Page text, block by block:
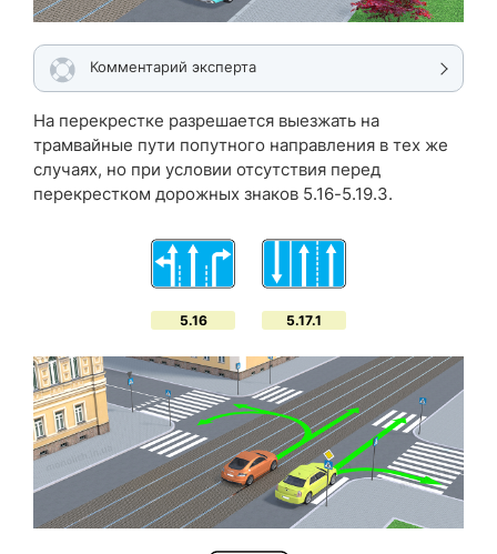
Комментарий эксперта
На перекрестке разрешается выезжать на
трамвайные пути попутного направления в тех же
случаях, но при условии отсутствия перед
перекрестком дорожных знаков 5.16-5.19.3.
5.16 5.17.1